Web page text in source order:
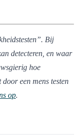
Bij
detecteren, en waar
hoe
een mens testen
op.